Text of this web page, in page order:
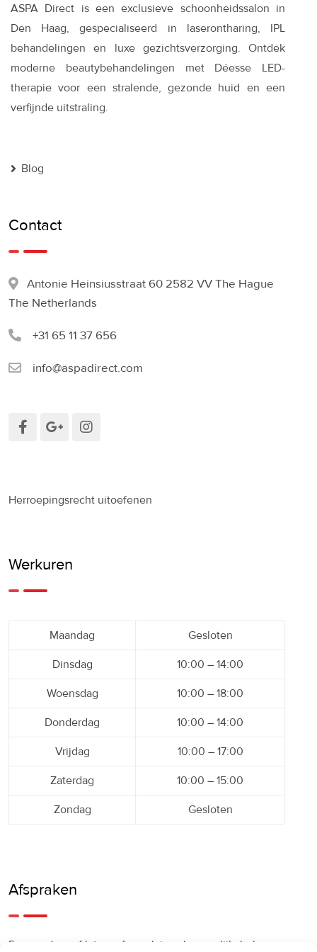
ASPA Direct is een exclusieve schoonheidssalon in
Den Haag, gespecialiseerd in laserontharing, IPL
behandelingen en luxe gezichtsverzorging. Ontdek
moderne beautybehandelingen met Déesse LED-
therapie voor een stralende, gezonde huid en een
verfijnde uitstraling.
Blog
Contact
Antonie Heinsiusstraat 60 2582 VV The Hague
The Netherlands
+31 65 11 37 656
info@aspadirect.com
Herroepingsrecht uitoefenen
Werkuren
Maandag Gesloten
Dinsdag 10:00 – 14:00
Woensdag 10:00 – 18:00
Donderdag 10:00 – 14:00
Vrijdag 10:00 – 17:00
Zaterdag 10:00 – 15:00
Zondag Gesloten
Afspraken
Een eerdere of latere afspraak is ook mogelijk, bel ons